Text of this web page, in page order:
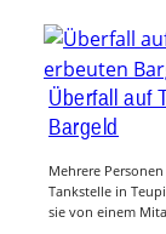
Überfall auf
Bargeld
Mehrere
Tankstelle in
sie von einem